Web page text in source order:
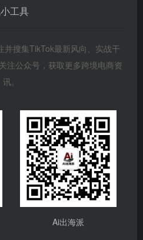
工具
并搜集TikTok最新风向、实战干
注公众号，获取更多跨境电商资
讯。
Ai出海派